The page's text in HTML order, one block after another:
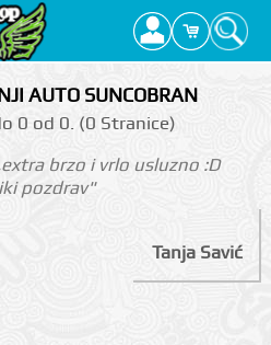
AUTO SUNCOBRAN
0 оd 0. (0 Strаnicе)
brzo i vrlo usluzno :D
pozdrav"
Tanja Savić